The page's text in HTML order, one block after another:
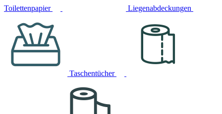
Toilettenpapier Liegenabdeckungen
Taschentücher